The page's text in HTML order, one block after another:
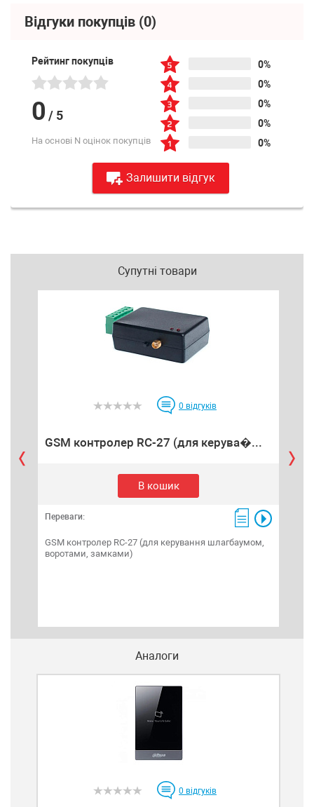
Відгуки покупців (0)
Рейтинг покупців
0 / 5
На основі N оцінок покупців
0%
0%
0%
0%
0%
Залишити відгук
Супутні товари
0 відгуків
GSM контролер RC-27 (для керува�...
В кошик
Переваги:
GSM контролер RC-27 (для керування шлагбаумом,
воротами, замками)
Аналоги
0 відгуків